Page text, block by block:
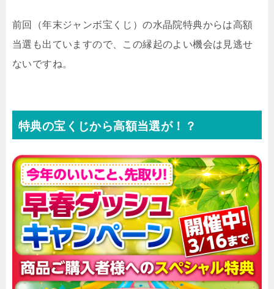
前回（年末ジャンボ宝くじ）の水晶院特典からは高額
当選も出ていますので、この縁起のよい機会は見逃せ
ないですね。
特典の宝くじから高額当選が！？